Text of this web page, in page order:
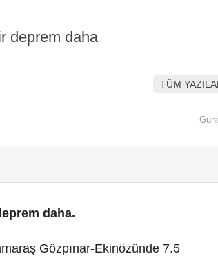
deprem daha
TÜM
daha.
Gözpınar-Ekinözünde 7.5